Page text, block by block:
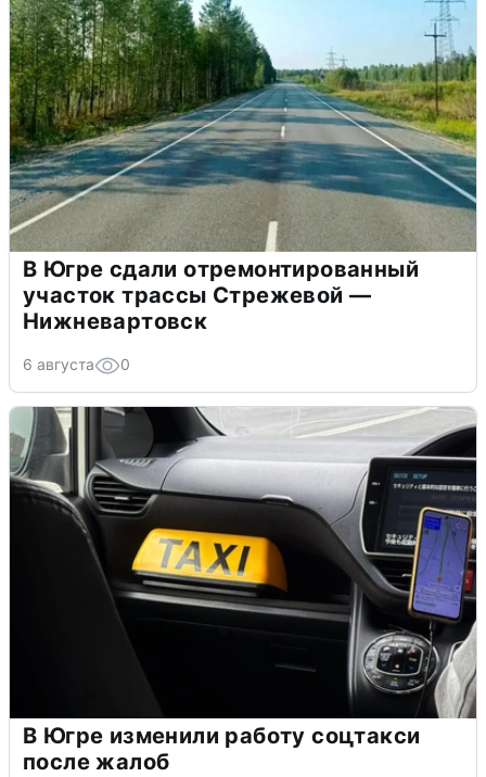
В Югре сдали отремонтированный
участок трассы Стрежевой —
Нижневартовск
6 августа 0
В Югре изменили работу соцтакси
после жалоб